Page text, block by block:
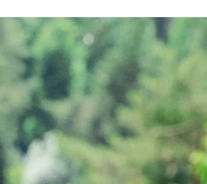
Osta lahjakorttiBonustili